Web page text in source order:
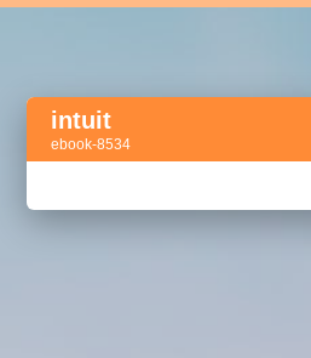
intuit
ebook-8534
Активный тег